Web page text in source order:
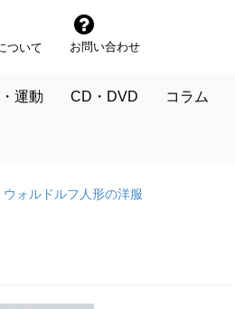
ついて お問い合わせ
運動 CD・DVD コラム
ウォルドルフ人形の洋服